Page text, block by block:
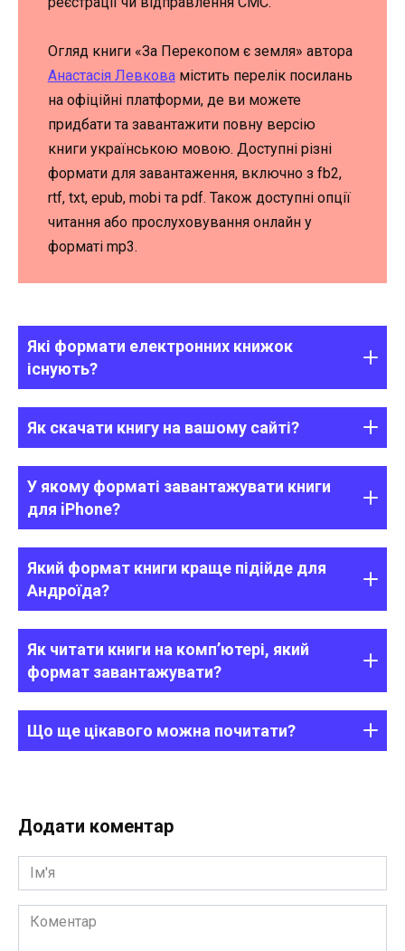
Огляд книги «За Перекопом є земля» автора
Анастасія Левковамістить перелік посилань
на офіційні платформи, де ви можете
придбати та завантажити повну версію
книги українською мовою. Доступні різні
формати для завантаження, включно з fb2,
rtf, txt, epub, mobi та pdf. Також доступні опції
читання або прослуховування онлайн у
форматі mp3.
Які формати електронних книжок
існують?
Як скачати книгу на вашому сайті?
У якому форматі завантажувати книги
для iPhone?
Який формат книги краще підійде для
Андроїда?
Як читати книги на комп’ютері, який
формат завантажувати?
Що ще цікавого можна почитати?
Додати коментар
Ім'я
Коментар